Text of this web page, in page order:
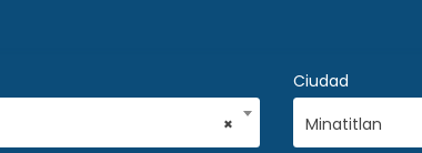
×
Ciudad
Minatitlan